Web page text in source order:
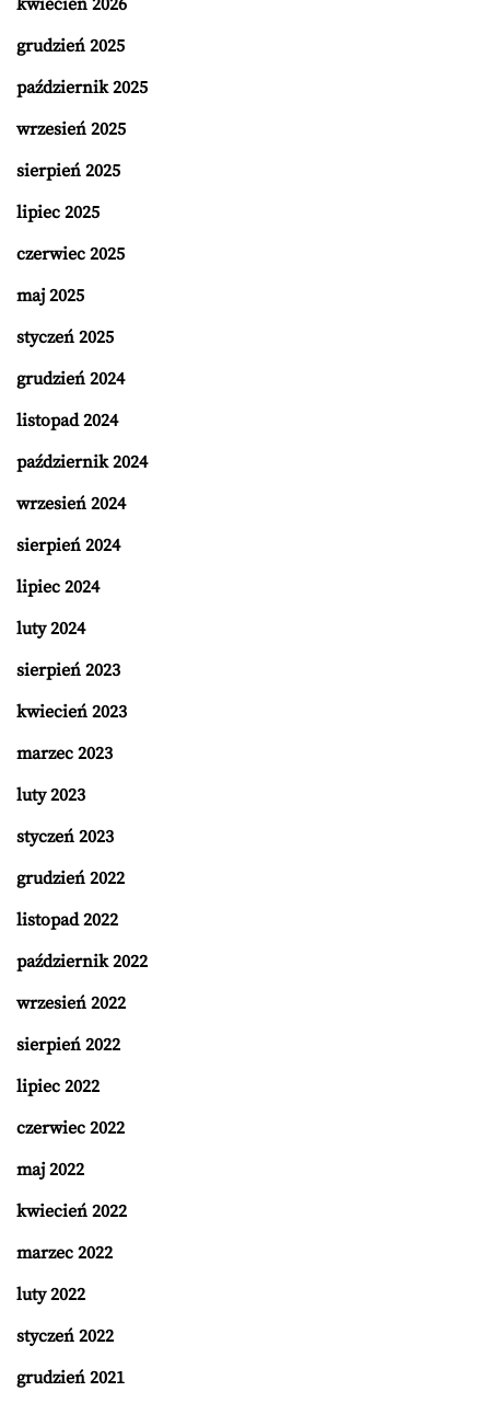
grudzień 2025
październik 2025
wrzesień 2025
sierpień 2025
lipiec 2025
czerwiec 2025
maj 2025
styczeń 2025
grudzień 2024
listopad 2024
październik 2024
wrzesień 2024
sierpień 2024
lipiec 2024
luty 2024
sierpień 2023
kwiecień 2023
marzec 2023
luty 2023
styczeń 2023
grudzień 2022
listopad 2022
październik 2022
wrzesień 2022
sierpień 2022
lipiec 2022
czerwiec 2022
maj 2022
kwiecień 2022
marzec 2022
luty 2022
styczeń 2022
grudzień 2021